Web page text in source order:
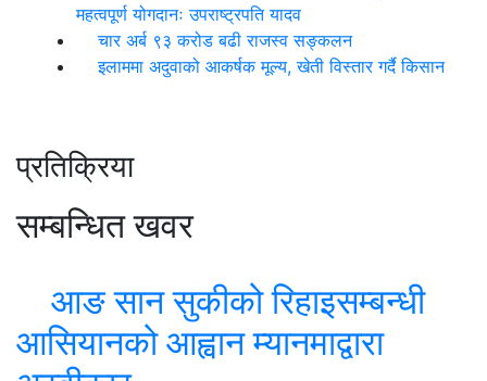
महत्वपूर्ण योगदानः उपराष्ट्रपति यादव
चार अर्ब ९३ करोड बढी राजस्व सङ्कलन
इलाममा अदुवाको आकर्षक मूल्य, खेती विस्तार गर्दै किसान
प्रतिक्रिया
सम्बन्धित खवर
आङ सान सुकीको रिहाइसम्बन्धी
आसियानको आह्वान म्यानमाद्वारा